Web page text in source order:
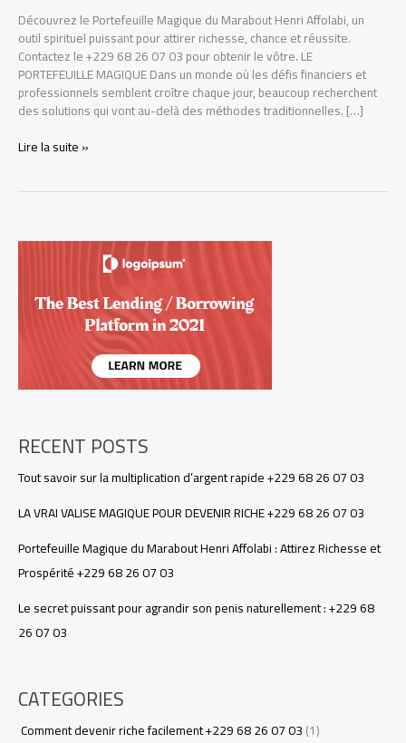
Découvrez le Portefeuille Magique du Marabout Henri Affolabi, un
outil spirituel puissant pour attirer richesse, chance et réussite.
Contactez le +229 68 26 07 03 pour obtenir le vôtre. LE
PORTEFEUILLE MAGIQUE Dans un monde où les défis financiers et
professionnels semblent croître chaque jour, beaucoup recherchent
des solutions qui vont au-delà des méthodes traditionnelles. […]
Portefeuille
Affolabi
Richesse
Lire la suite »
RECENT POSTS
Tout savoir sur la multiplication d’argent rapide +229 68 26 07 03
LA VRAI VALISE MAGIQUE POUR DEVENIR RICHE +229 68 26 07 03
Portefeuille Magique du Marabout Henri Affolabi : Attirez Richesse et
Prospérité +229 68 26 07 03
Le secret puissant pour agrandir son penis naturellement : +229 68
26 07 03
CATEGORIES
Comment devenir riche facilement +229 68 26 07 03(1)